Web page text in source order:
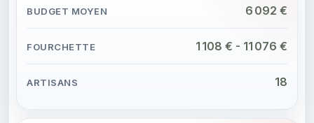
6 092 €
1 108 € - 11 076 €
18